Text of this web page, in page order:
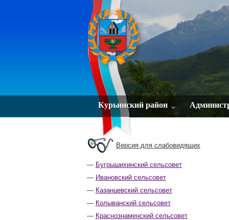
Курьинский район
Версия для слабовидящих
Бугрышихинский сельсовет
Ивановский сельсовет
Казанцевский сельсовет
Колыванский сельсовет
Краснознаменский сельсовет